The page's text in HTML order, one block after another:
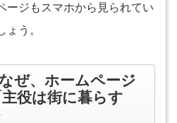
ージもスマホから見られてい
ょう。
ぜ、ホームページ
役は街に暮らす